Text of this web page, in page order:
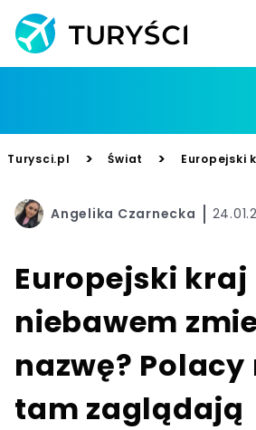
Turysci.pl > Świat > Europejski
Angelika Czarnecka
Europejski kraj
niebawem
nazwę?
tam zaglądają